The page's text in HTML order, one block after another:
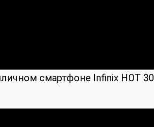
смартфоне Infinix HOT 30